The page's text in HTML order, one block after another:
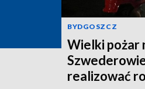
BYDGOSZCZ
Wielki pożar
realizować